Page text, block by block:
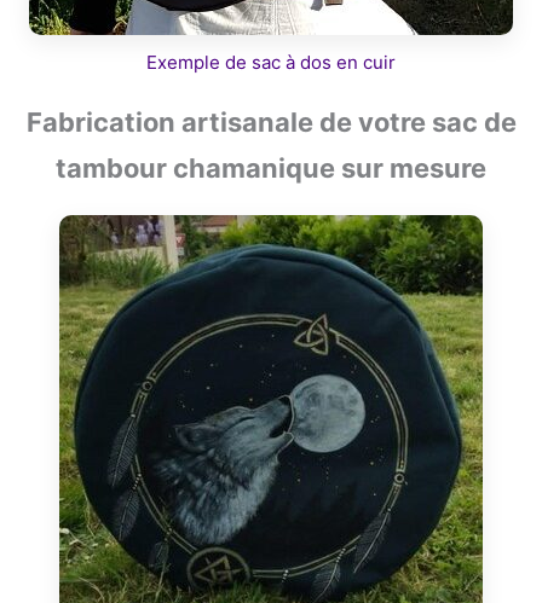
Exemple de sac à dos en cuir
Fabrication artisanale de votre sac de
tambour chamanique sur mesure